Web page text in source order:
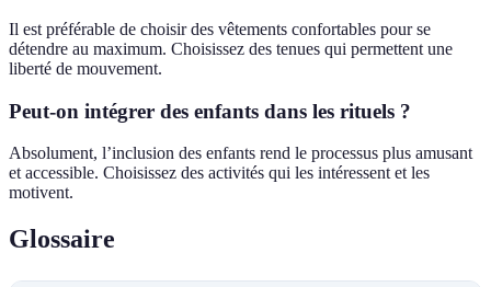
Il est préférable de choisir des vêtements confortables pour se
détendre au maximum. Choisissez des tenues qui permettent une
liberté de mouvement.
Peut-on intégrer des enfants dans les rituels ?
Absolument, l’inclusion des enfants rend le processus plus amusant
et accessible. Choisissez des activités qui les intéressent et les
motivent.
Glossaire